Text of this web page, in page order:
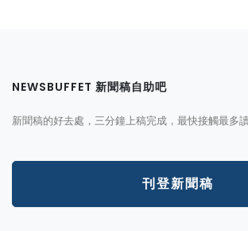
NEWSBUFFET 新聞稿自助吧
新聞稿的好去處，三分鐘上稿完成，最快接觸最多
刊登新聞稿